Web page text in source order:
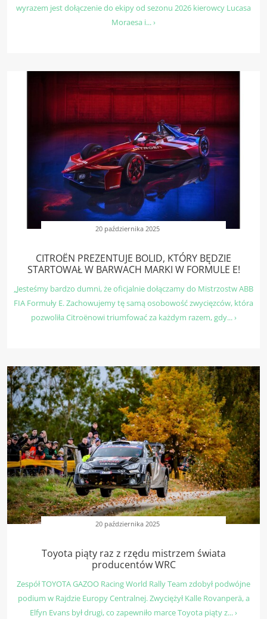
wyrazem jest dołączenie do ekipy od sezonu 2026 kierowcy Lucasa
Moraesa i... ›
20 października 2025
CITROËN PREZENTUJE BOLID, KTÓRY BĘDZIE
STARTOWAŁ W BARWACH MARKI W FORMULE E!
„Jesteśmy bardzo dumni, że oficjalnie dołączamy do Mistrzostw ABB
FIA Formuły E. Zachowujemy tę samą osobowość zwycięzców, która
pozwoliła Citroënowi triumfować za każdym razem, gdy... ›
20 października 2025
Toyota piąty raz z rzędu mistrzem świata
producentów WRC
Zespół TOYOTA GAZOO Racing World Rally Team zdobył podwójne
podium w Rajdzie Europy Centralnej. Zwyciężył Kalle Rovanperä, a
Elfyn Evans był drugi, co zapewniło marce Toyota piąty z... ›